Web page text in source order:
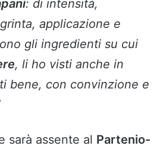
: di intensità,
applicazione e
gli ingredienti su cui
, li ho visti anche in
bene, con convinzione e
sarà assente al Partenio-